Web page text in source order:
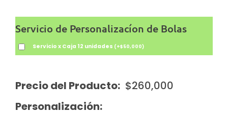
Servicio de Personalizacíon de Bolas
Servicio x Caja 12 unidades (+$50,000)
Precio del Producto: $260,000
Personalización: